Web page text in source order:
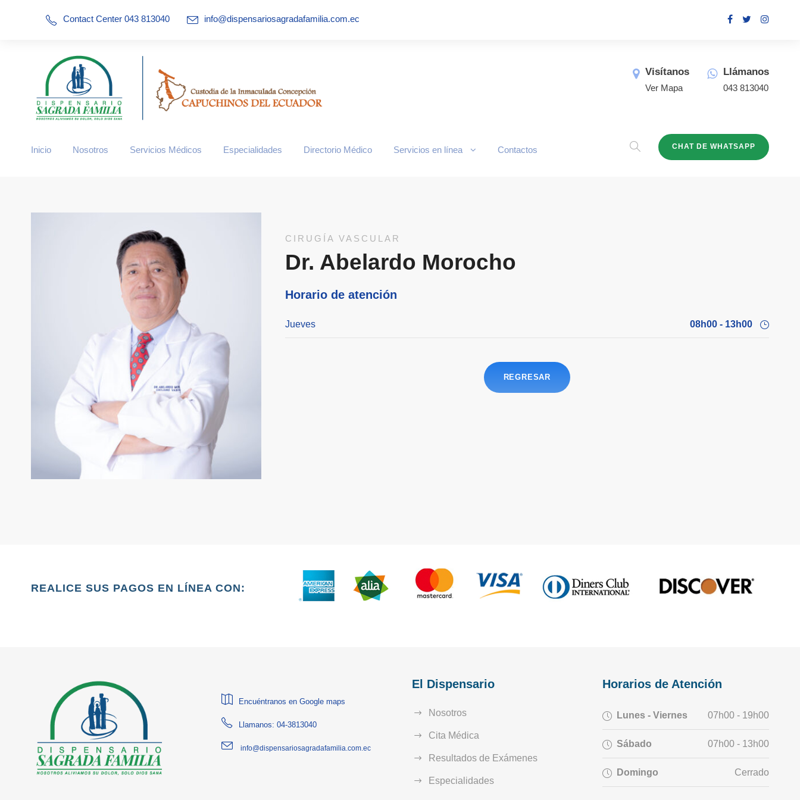
Contact Center 043 813040 info@dispensariosagradafamilia.com.ec
Visítanos
Ver Mapa
Llámanos
043 813040
Inicio Nosotros Servicios Médicos Especialidades Directorio Médico Servicios en línea Contactos CHAT DE WHATSAPP
CIRUGÍA VASCULAR
Dr. Abelardo Morocho
Horario de atención
Jueves 08h00 - 13h00
REGRESAR
REALICE SUS PAGOS EN LÍNEA CON:
site/uploads/dispensario-medico-en-guayaquil/pagos-con-tarjeta.jpg
Encuéntranos en Google maps
Llamanos: 04-3813040
info@dispensariosagradafamilia.com.ec
El Dispensario
Nosotros
Cita Médica
Resultados de Exámenes
Especialidades
Horarios de Atención
Lunes - Viernes 07h00 - 19h00
Sábado 07h00 - 13h00
Domingo Cerrado